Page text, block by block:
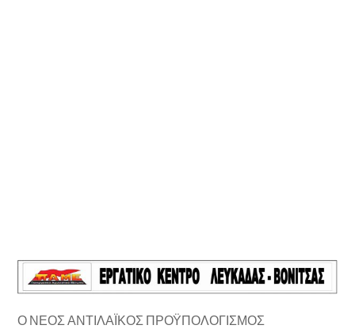
Ο ΝΕΟΣ ΑΝΤΙΛΑΪΚΟΣ ΠΡΟΫΠΟΛΟΓΙΣΜΟΣ